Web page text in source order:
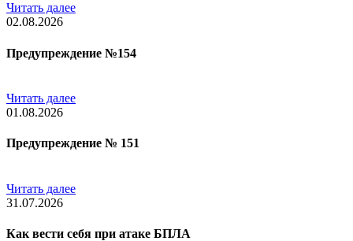
Читать далее
02.08.2026
Предупреждение №154
Читать далее
01.08.2026
Предупреждение № 151
Читать далее
31.07.2026
Как вести себя при атаке БПЛА